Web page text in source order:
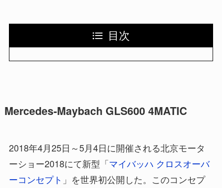
目次
Mercedes-Maybach GLS600 4MATIC
2018年4月25日～5月4日に開催される北京モータ
ーショー2018にて新型「マイバッハ クロスオーバ
ーコンセプト 」を世界初公開した。このコンセプ